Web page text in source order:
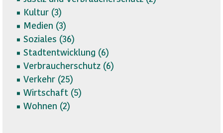
Kultur (3)
Medien (3)
Soziales (36)
Stadtentwicklung (6)
Verbraucherschutz (6)
Verkehr (25)
Wirtschaft (5)
Wohnen (2)